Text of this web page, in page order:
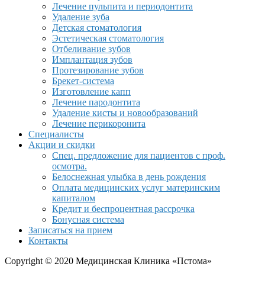
Лечение пульпита и периодонтита
Удаление зуба
Детская стоматология
Эстетическая стоматология
Отбеливание зубов
Имплантация зубов
Протезирование зубов
Брекет-система
Изготовление капп
Лечение пародонтита
Удаление кисты и новообразований
Лечение перикоронита
Специалисты
Акции и скидки
Спец. предложение для пациентов с проф.
осмотра.
Белоснежная улыбка в день рождения
Оплата медицинских услуг материнским
капиталом
Кредит и беспроцентная рассрочка
Бонусная система
Записаться на прием
Контакты
Copyright © 2020 Медицинская Клиника «Пстома»